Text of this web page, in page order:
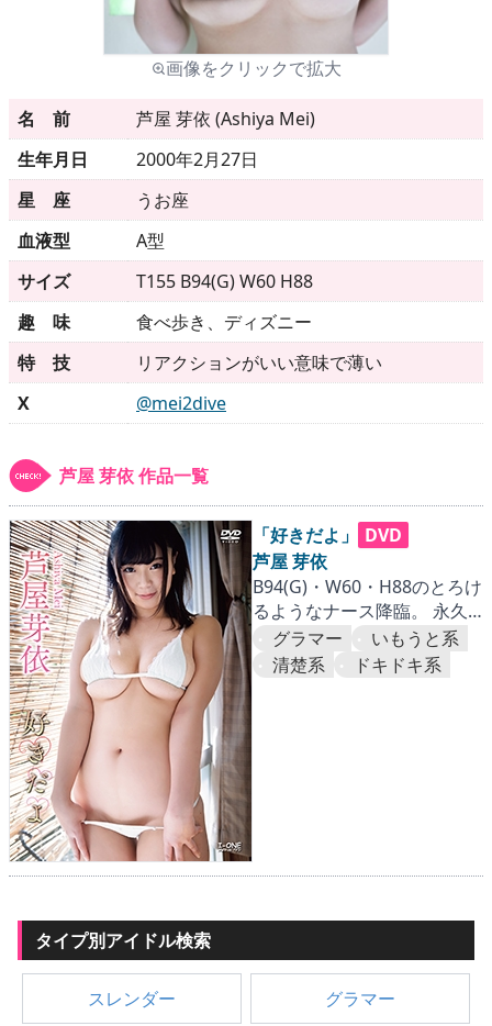
メニュー
▶発売中
▶新作
▶次回作
▶制作中
発売年月日
ご利用ガイド
▶更新情報
▶個人情報保護について
▶よくあるご質問
▶会社概要
▶お問い合わせフォーム
画像をクリックで拡大
名 前
芦屋 芽依 (Ashiya Mei)
生年月日
2000年2月27日
星 座
うお座
血液型
A型
サイズ
T155 B94(G) W60 H88
趣 味
食べ歩き、ディズニー
特 技
リアクションがいい意味で薄い
X
@mei2dive
芦屋 芽依 作品一覧
「好きだよ」
DVD
芦屋 芽依
B94(G)・W60・H88のとろけ
るようなナース降臨。 永久
看護をお願いします！
グラマー
いもうと系
清楚系
ドキドキ系
タイプ別アイドル検索
スレンダー グラマー